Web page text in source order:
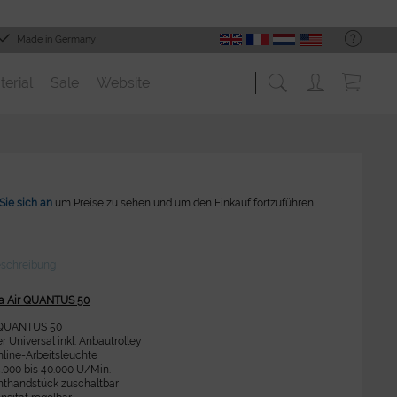
Made in Germany
Sale Website
sich an um Preise zu sehen und um den Einkauf fortzuführen.
Air QUANTUS 50
50
Universal inkl. Anbautrolley
Arbeitsleuchte
bis 40.000 U/Min.
zuschaltbar